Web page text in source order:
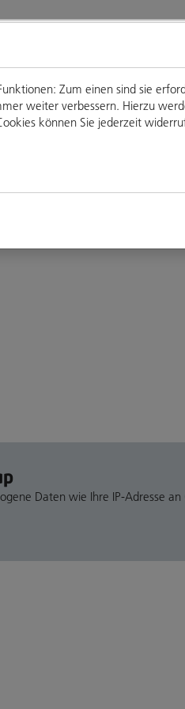
Daten wie Ihre IP-Adresse an
Zum einen sind sie
weiter verbessern. Hierzu
können Sie jederzeit